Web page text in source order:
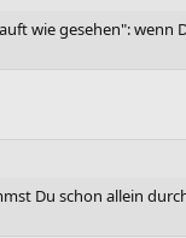
wie gesehen": wenn
Du schon allein